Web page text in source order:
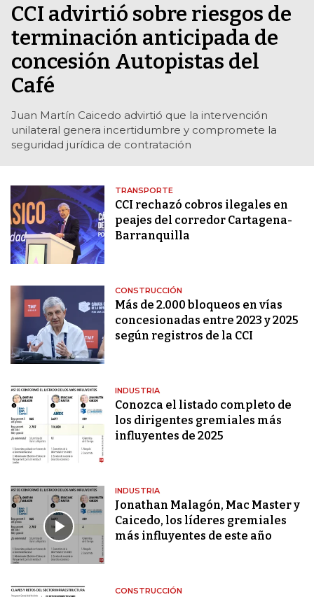
CCI advirtió sobre riesgos de
terminación anticipada de
concesión Autopistas del
Café
Juan Martín Caicedo advirtió que la intervención
unilateral genera incertidumbre y compromete la
seguridad jurídica de contratación
TRANSPORTE
CCI rechazó cobros ilegales en
peajes del corredor Cartagena-
Barranquilla
CONSTRUCCIÓN
Más de 2.000 bloqueos en vías
concesionadas entre 2023 y 2025
según registros de la CCI
INDUSTRIA
Conozca el listado completo de
los dirigentes gremiales más
influyentes de 2025
INDUSTRIA
Jonathan Malagón, Mac Master y
Caicedo, los líderes gremiales
más influyentes de este año
CONSTRUCCIÓN